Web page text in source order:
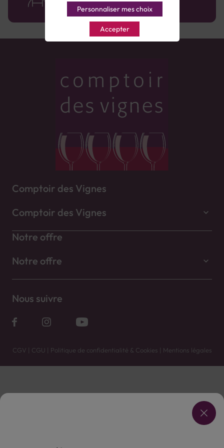
Comptoir des Vignes
Comptoir des Vignes
Notre offre
Notre offre
Nous suivre
CGV | CGU | Politique de confidentialité & Cookies | Mentions légales
Vente uniquement en caves. Contactez votre caviste pour plus de renseignements.
L'ABUS D'ALCOOL EST DANGEREUX POUR LA SANTÉ, À CONSOMMER AVEC MODÉRATION.
Personnaliser mes choix
Accepter